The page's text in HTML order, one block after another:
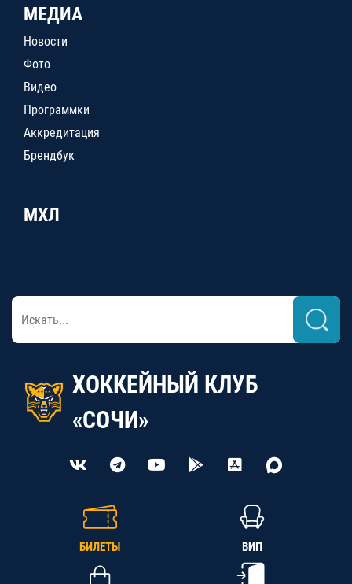
МЕДИА
Новости
Фото
Видео
Программки
Аккредитация
Брендбук
МХЛ
ХОККЕЙНЫЙ КЛУБ
«СОЧИ»
БИЛЕТЫ ВИП